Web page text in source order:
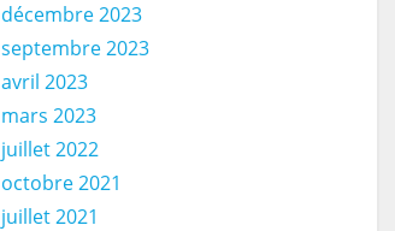
décembre 2023
septembre 2023
avril 2023
mars 2023
juillet 2022
octobre 2021
juillet 2021